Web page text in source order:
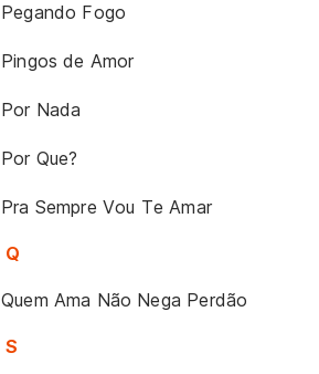
Pegando Fogo
Pingos de Amor
Por Nada
Por Que?
Pra Sempre Vou Te Amar
Q
Quem Ama Não Nega Perdão
S